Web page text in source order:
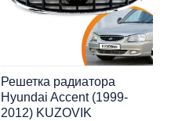
Решетка радиатора
Hyundai Accent (1999-
2012) KUZOVIK